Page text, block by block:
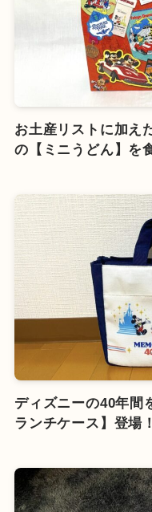
お土産リストに加え
の【ミニうどん】を
ディズニーの40年間
ランチケース】登場